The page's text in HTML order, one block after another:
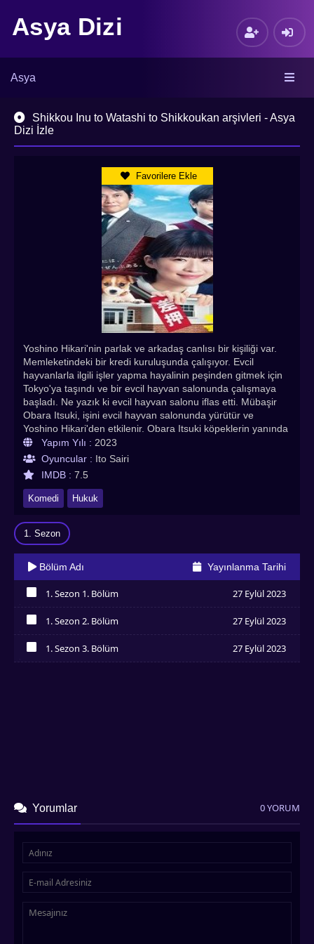
Asya Dizi
Asya
Shikkou Inu to Watashi to Shikkoukan arşivleri - Asya
Dizi İzle
Favorilere Ekle
Yoshino Hikari'nin parlak ve arkadaş canlısı bir kişiliği var.
Memleketindeki bir kredi kuruluşunda çalışıyor. Evcil
hayvanlarla ilgili işler yapma hayalinin peşinden gitmek için
Tokyo'ya taşındı ve bir evcil hayvan salonunda çalışmaya
başladı. Ne yazık ki evcil hayvan salonu iflas etti. Mübaşir
Obara Itsuki, işini evcil hayvan salonunda yürütür ve
Yoshino Hikari'den etkilenir. Obara Itsuki köpeklerin yanında
rahat değil ama bütün hayvanlar Yoshino Hikari'yi seviyor
gibi görünüyor. Yoshino Hikari, Obara Itsuki nedeniyle icra
memuru asistanı olarak çalışmaya başlar ve Obara Itsuki ile
ekip oluşturur. Bu arada Kurihashi Yusuke, icra memurunun
ofisinde katip olarak çalışmaktadır. Bir bankada çalışıyordu
ve avukat olmak istiyor. Kurihashi Yusuke, icra memurunun
ofisinde çalışırken yasayı öğrenir. Yoshino Hikari'ye karşı
beklenmedik duygular besler.
Yapım Yılı : 2023
Oyuncular : Ito Sairi
IMDB : 7.5
Komedi Hukuk
1. Sezon
Bölüm Adı Yayınlanma Tarihi
1. Sezon 1. Bölüm 27 Eylül 2023
1. Sezon 2. Bölüm 27 Eylül 2023
İzledim
1. Sezon 3. Bölüm 27 Eylül 2023
Yorumlar 0 YORUM